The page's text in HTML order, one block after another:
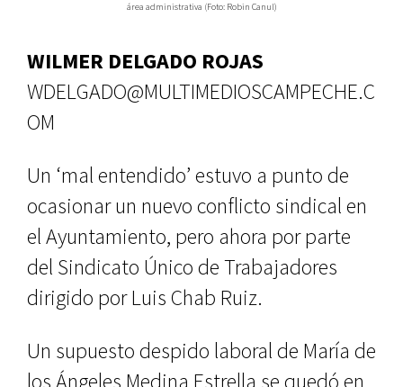
área administrativa (Foto: Robin Canul)
WILMER DELGADO ROJAS
WDELGADO@MULTIMEDIOSCAMPECHE.C
OM
Un ‘mal entendido’ estuvo a punto de
ocasionar un nuevo conflicto sindical en
el Ayuntamiento, pero ahora por parte
del Sindicato Único de Trabajadores
dirigido por Luis Chab Ruiz.
Un supuesto despido laboral de María de
los Ángeles Medina Estrella se quedó en